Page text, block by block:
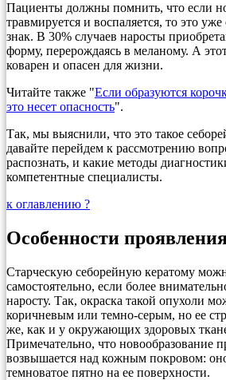
Пациенты должны помнить, что если
травмируется и воспаляется, то это
знак. В 30% случаев наросты
форму, перерождаясь в меланому. А
коварен и опасен для жизни.
Читайте также "Если образуются
это несет опасность".
Так, мы выяснили, что это такое
давайте перейдем к рассмотрению
распознать, и какие методы
компетентные специалисты.
к оглавлению ?
Особенности
Старческую себорейную кератому
самостоятельно, если более
наросту. Так, окраска такой опухоли
коричневым или темно-серым, но ее
же, как и у окружающих здоровых
Примечательно, что новообразование
возвышается над кожным покровом:
темноватое пятно на ее поверхности.